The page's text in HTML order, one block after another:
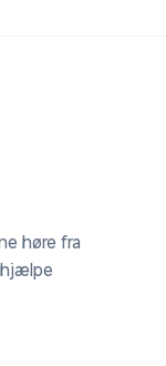
høre fra
hjælpe